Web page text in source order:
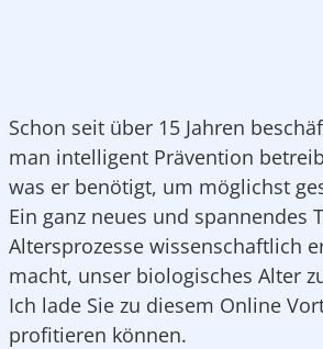
Schon seit über 15 Jahren
man intelligent Prävention
was er benötigt, um möglichst
Ein ganz neues und spannendes
Altersprozesse wissenschaftlich
macht, unser biologisches Alter
Ich lade Sie zu diesem Online
profitieren können.